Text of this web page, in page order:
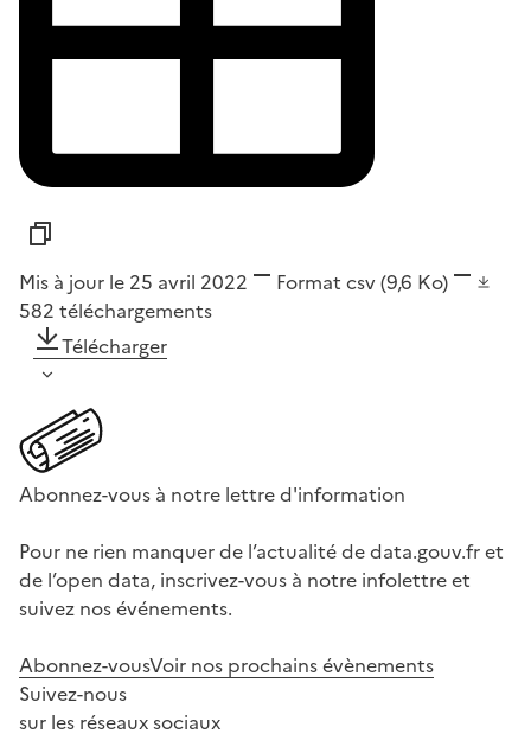
Mis à jour le 25 avril 2022 Format csv(9,6 Ko)
582 téléchargements
Télécharger
Abonnez-vous à notre lettre d'information
Pour ne rien manquer de l’actualité de data.gouv.fr et
de l’open data, inscrivez-vous à notre infolettre et
suivez nos événements.
Abonnez-vousVoir nos prochains évènements
Suivez-nous
sur les réseaux sociaux